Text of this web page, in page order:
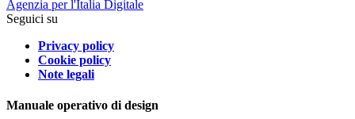
Agenzia per l'Italia Digitale
Seguici su
Privacy policy
Cookie policy
Note legali
Manuale operativo di design